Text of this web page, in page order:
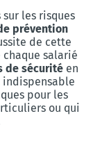
les risques
prévention
de cette
chaque salarié
de sécurité en
indispensable
pour les
ou qui